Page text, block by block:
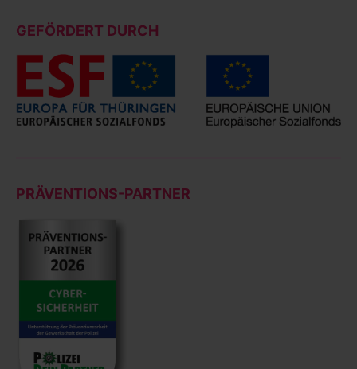
GEFÖRDERT DURCH
PRÄVENTIONS-PARTNER